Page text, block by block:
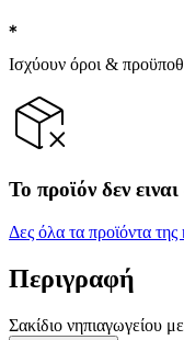
Ισχύουν όροι &
Το προϊόν δεν
Δες όλα τα προϊόντα της
Περιγραφή
Σακίδιο νηπιαγωγείου